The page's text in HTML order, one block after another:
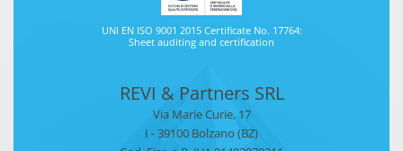
UNI EN ISO 9001 2015 Certificate No. 17764:
Sheet auditing and certification
REVI & Partners SRL
Via Marie Curie, 17
I - 39100 Bolzano (BZ)